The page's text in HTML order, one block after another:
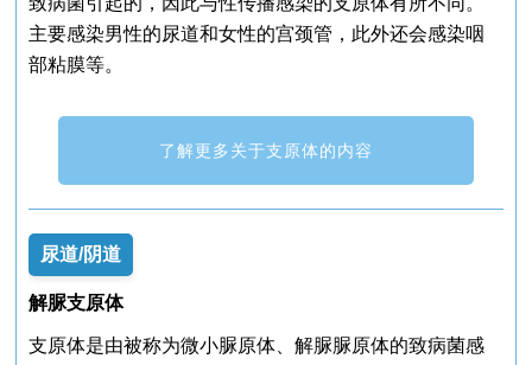
主要感染男性的尿道和女性的宫颈管，此外还会感染咽
部粘膜等。
了解更多关于支原体的内容
尿道/阴道
解脲支原体
支原体是由被称为微小脲原体、解脲脲原体的致病菌感